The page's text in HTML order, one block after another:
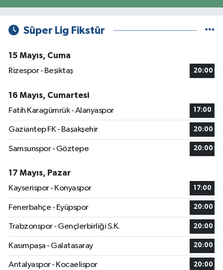
Süper Lig Fikstür
15 Mayıs, Cuma
Rizespor - Beşiktaş
20:00
16 Mayıs, Cumartesi
Fatih Karagümrük - Alanyaspor
17:00
Gaziantep FK - Başakşehir 20:00
Samsunspor - Göztepe 20:00
17 Mayıs, Pazar
Kayserispor - Konyaspor
17:00
Fenerbahçe - Eyüpspor 20:00
Trabzonspor - Gençlerbirliği S.K. 20:00
Kasımpaşa - Galatasaray 20:00
Antalyaspor - Kocaelispor 20:00